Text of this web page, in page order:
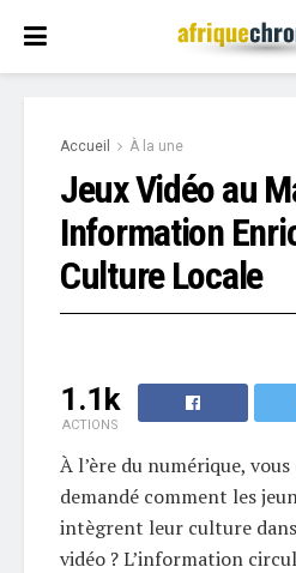
Accueil À la une
Jeux Vidéo au
Information
Culture Locale
1.1k
ACTIONS
À l’ère du numérique,
demandé comment les
intègrent leur culture
vidéo ? L’information